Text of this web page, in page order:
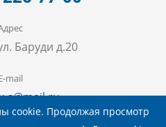
Баруди д.20
mail
s@mail.ru
cookie. Продолжая просмотр